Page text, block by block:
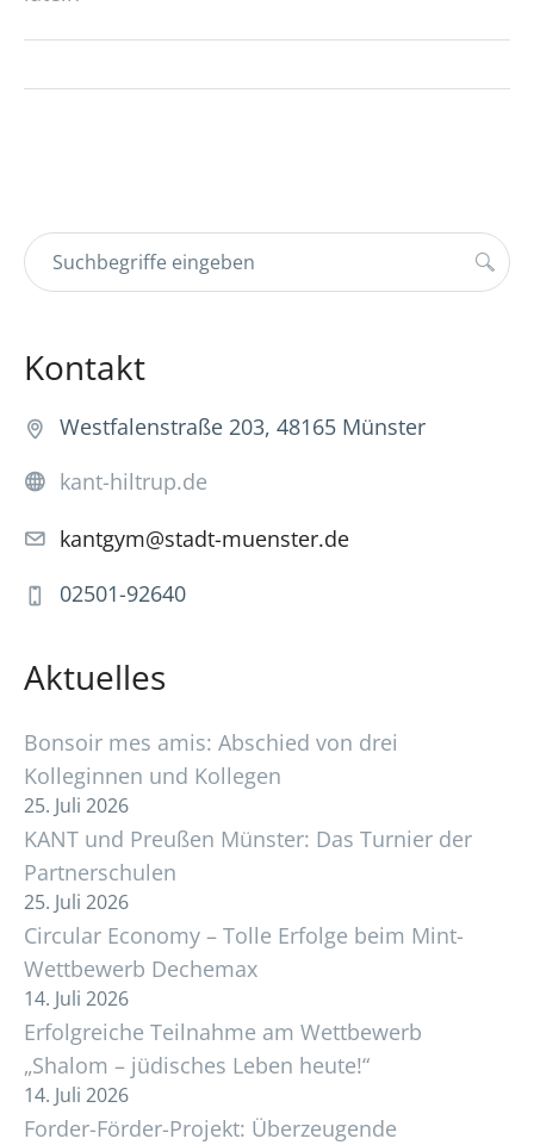
Kontakt
Westfalenstraße 203, 48165 Münster
kant-hiltrup.de
kantgym@stadt-muenster.de
02501-92640
Aktuelles
Bonsoir mes amis: Abschied von drei
Kolleginnen und Kollegen
25. Juli 2026
KANT und Preußen Münster: Das Turnier der
Partnerschulen
25. Juli 2026
Circular Economy – Tolle Erfolge beim Mint-
Wettbewerb Dechemax
14. Juli 2026
Erfolgreiche Teilnahme am Wettbewerb
„Shalom – jüdisches Leben heute!“
14. Juli 2026
Forder-Förder-Projekt: Überzeugende